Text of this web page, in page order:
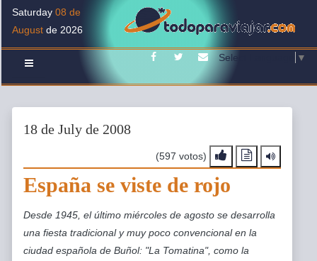
Saturday 08 de
August de 2026
FacebookTwitterContacto
Select Language ▼
18 de July de 2008
(597 votos)
España se viste de rojo
Desde 1945, el último miércoles de agosto se desarrolla
una fiesta tradicional y muy poco convencional en la
ciudad española de Buñol: "La Tomatina", como la